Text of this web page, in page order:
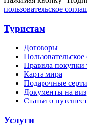
пользовательское
Туристам
Договоры
Правила покупки
Карта мира
Подарочные
Документы на
Статьи о
Услуги